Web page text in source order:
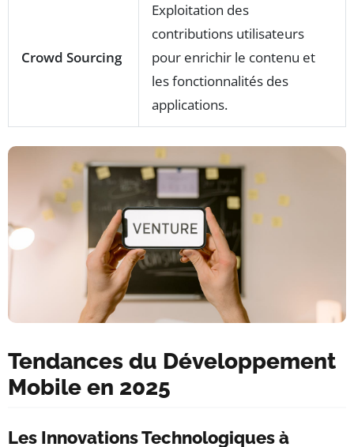
Crowd Sourcing
Exploitation des
contributions utilisateurs
pour enrichir le contenu et
les fonctionnalités des
applications.
Tendances du Développement
Mobile en 2025
Les Innovations Technologiques à